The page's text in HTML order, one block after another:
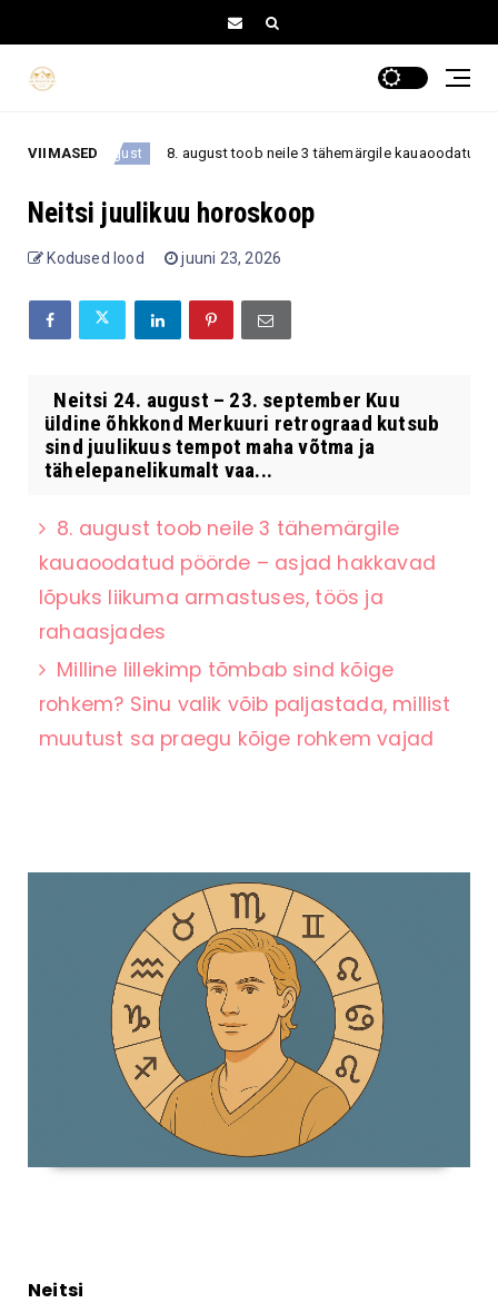
VIIMASED
8. august 8. august toob neile 3 tähemärgile kauaoodatud
Neitsi juulikuu horoskoop
Kodused lood juuni 23, 2026
Neitsi 24. august – 23. september Kuu
üldine õhkkond Merkuuri retrograad kutsub
sind juulikuus tempot maha võtma ja
tähelepanelikumalt vaa...
8. august toob neile 3 tähemärgile
kauaoodatud pöörde – asjad hakkavad
lõpuks liikuma armastuses, töös ja
rahaasjades
Milline lillekimp tõmbab sind kõige
rohkem? Sinu valik võib paljastada, millist
muutust sa praegu kõige rohkem vajad
Neitsi